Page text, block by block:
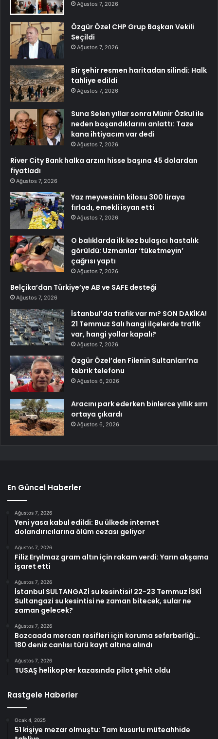
Ağustos 7, 2026
Özgür Özel CHP Grup Başkan Vekili
Seçildi
Ağustos 7, 2026
Bir şehir resmen haritadan silindi: Halk
tahliye edildi
Ağustos 7, 2026
Suna Selen yıllar sonra Münir Özkul ile
neden boşandıklarını anlattı: Taze
kana ihtiyacım var dedi
Ağustos 7, 2026
River City Bank halka arzını hisse başına 45 dolardan
fiyatladı
Ağustos 7, 2026
Yaz meyvesinin kilosu 300 liraya
fırladı, emekli isyan etti
Ağustos 7, 2026
O balıklarda ilk kez bulaşıcı hastalık
görüldü: Uzmanlar ‘tüketmeyin’
çağrısı yaptı
Ağustos 7, 2026
Belçika’dan Türkiye’ye AB ve SAFE desteği
Ağustos 7, 2026
İstanbul’da trafik var mı? SON DAKİKA!
21 Temmuz Salı hangi ilçelerde trafik
var, hangi yollar kapalı?
Ağustos 7, 2026
Özgür Özel’den Filenin Sultanları’na
tebrik telefonu
Ağustos 6, 2026
Aracını park ederken binlerce yıllık sırrı
ortaya çıkardı
Ağustos 6, 2026
En Güncel Haberler
Ağustos 7, 2026
Yeni yasa kabul edildi: Bu ülkede internet
dolandırıcılarına ölüm cezası geliyor
Ağustos 7, 2026
Filiz Eryılmaz gram altın için rakam verdi: Yarın akşama
işaret etti
Ağustos 7, 2026
İstanbul SULTANGAZİ su kesintisi! 22-23 Temmuz İSKİ
Sultangazi su kesintisi ne zaman bitecek, sular ne
zaman gelecek?
Ağustos 7, 2026
Bozcaada mercan resifleri için koruma seferberliği…
180 deniz canlısı türü kayıt altına alındı
Ağustos 7, 2026
TUSAŞ helikopter kazasında pilot şehit oldu
Rastgele Haberler
Ocak 4, 2025
51 kişiye mezar olmuştu: Tam kusurlu müteahhide